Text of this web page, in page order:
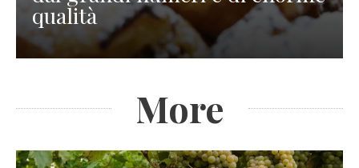
qualità
More